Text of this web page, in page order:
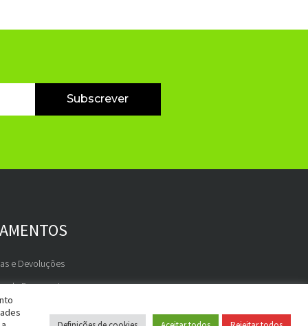
Subscrever
e Devoluções
de Pagamento